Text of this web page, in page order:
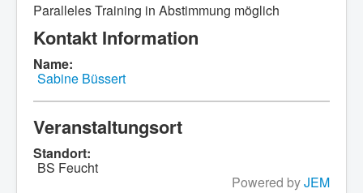
Paralleles Training in Abstimmung möglich
Kontakt Information
Name:
Sabine Büssert
Veranstaltungsort
Standort:
BS Feucht
Powered byJEM